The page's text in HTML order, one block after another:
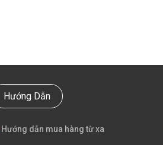
Hướng Dẫn
Hướng dẫn mua hàng từ xa